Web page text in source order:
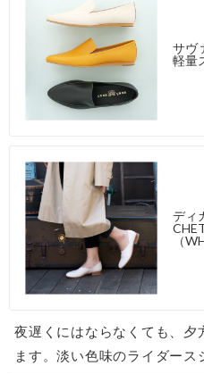
サヴ
軽量
ディ
（
夜遅くにはならなくても、夕
ます。淡い色味のライダース